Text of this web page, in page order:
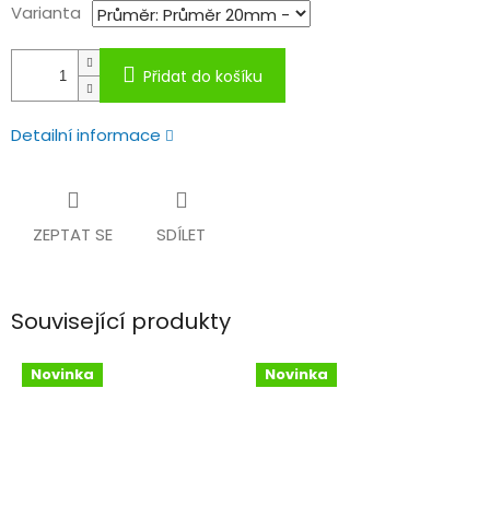
Varianta
Přidat do košíku
Detailní informace
ZEPTAT SE SDÍLET
Související produkty
Novinka Novinka